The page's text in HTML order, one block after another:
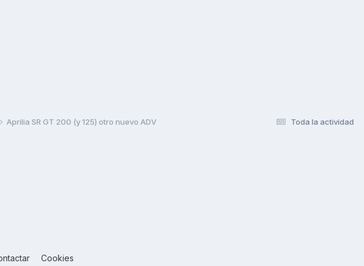
Toda la actividad
Aprilia SR GT 200 (y 125) otro nuevo ADV
Cookies